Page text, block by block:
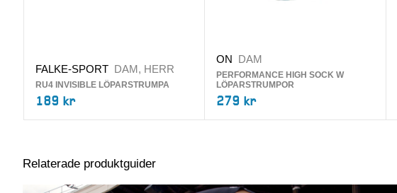
FALKE-SPORT DAM, HERR
RU4 INVISIBLE LÖPARSTRUMPA
189 kr
ON DAM
PERFORMANCE HIGH SOCK W
LÖPARSTRUMPOR
279 kr
Relaterade produktguider